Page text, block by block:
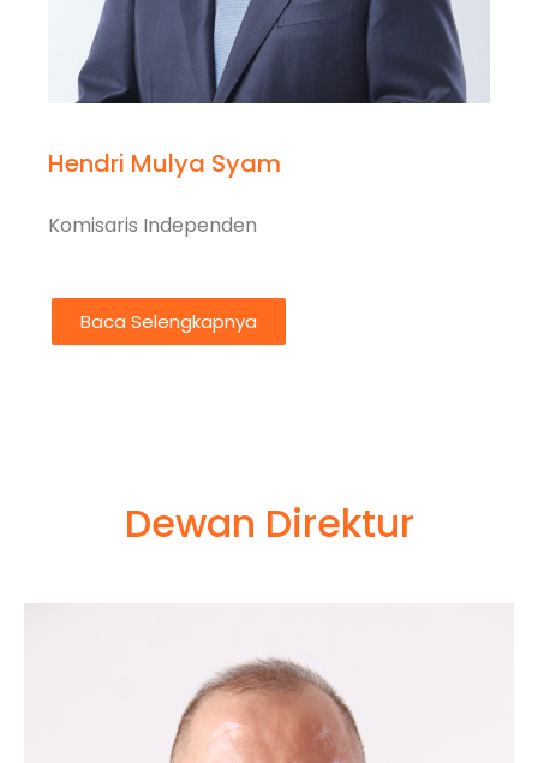
Hendri Mulya Syam
Komisaris Independen
Baca Selengkapnya
Dewan Direktur